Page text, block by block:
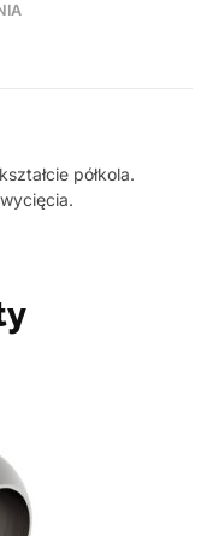
półkola.